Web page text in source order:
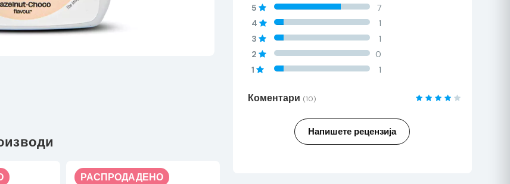
РАСПРОДАДЕНО
5 60%
Complete
7
4
60%
Complete
1
3
60%
Complete
1
2
60%
Complete
0
1
60%
Complete 1
Коментари (10)
Напишете рецензија